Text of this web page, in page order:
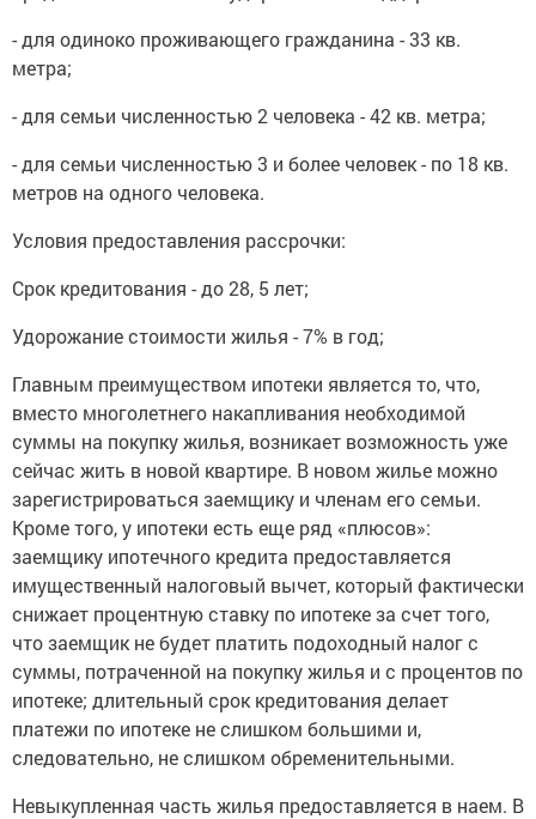
- для одиноко проживающего гражданина - 33 кв.
метра;
- для семьи численностью 2 человека - 42 кв. метра;
- для семьи численностью 3 и более человек - по 18 кв.
метров на одного человека.
Условия предоставления рассрочки:
Срок кредитования - до 28, 5 лет;
Удорожание стоимости жилья - 7% в год;
Главным преимуществом ипотеки является то, что,
вместо многолетнего накапливания необходимой
суммы на покупку жилья, возникает возможность уже
сейчас жить в новой квартире. В новом жилье можно
зарегистрироваться заемщику и членам его семьи.
Кроме того, у ипотеки есть еще ряд «плюсов»:
заемщику ипотечного кредита предоставляется
имущественный налоговый вычет, который фактически
снижает процентную ставку по ипотеке за счет того,
что заемщик не будет платить подоходный налог с
суммы, потраченной на покупку жилья и с процентов по
ипотеке; длительный срок кредитования делает
платежи по ипотеке не слишком большими и,
следовательно, не слишком обременительными.
Невыкупленная часть жилья предоставляется в наем. В